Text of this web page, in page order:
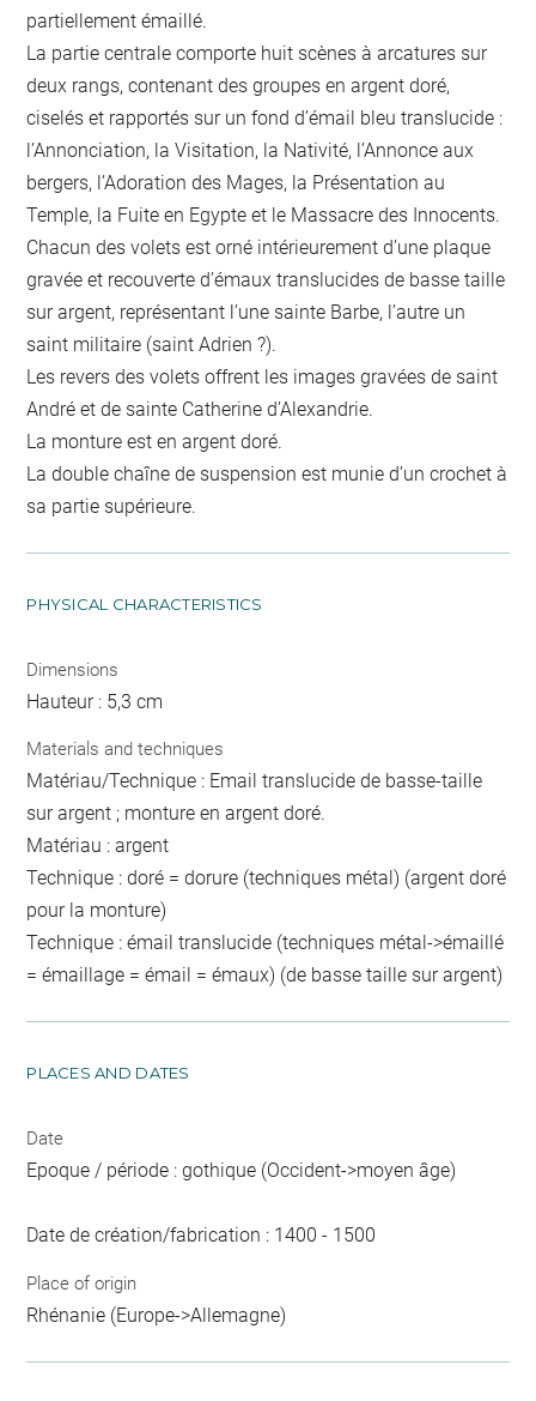
partiellement émaillé.
La partie centrale comporte huit scènes à arcatures sur
deux rangs, contenant des groupes en argent doré,
ciselés et rapportés sur un fond d’émail bleu translucide :
l’Annonciation, la Visitation, la Nativité, l’Annonce aux
bergers, l’Adoration des Mages, la Présentation au
Temple, la Fuite en Egypte et le Massacre des Innocents.
Chacun des volets est orné intérieurement d’une plaque
gravée et recouverte d’émaux translucides de basse taille
sur argent, représentant l’une sainte Barbe, l’autre un
saint militaire (saint Adrien ?).
Les revers des volets offrent les images gravées de saint
André et de sainte Catherine d’Alexandrie.
La monture est en argent doré.
La double chaîne de suspension est munie d’un crochet à
sa partie supérieure.
PHYSICAL CHARACTERISTICS
Dimensions
Hauteur : 5,3 cm
Materials and techniques
Matériau/Technique : Email translucide de basse-taille
sur argent ; monture en argent doré.
Matériau : argent
Technique : doré = dorure (techniques métal) (argent doré
pour la monture)
Technique : émail translucide (techniques métal->émaillé
= émaillage = émail = émaux) (de basse taille sur argent)
PLACES AND DATES
Date
Epoque / période : gothique (Occident->moyen âge)
Date de création/fabrication : 1400 - 1500
Place of origin
Rhénanie (Europe->Allemagne)